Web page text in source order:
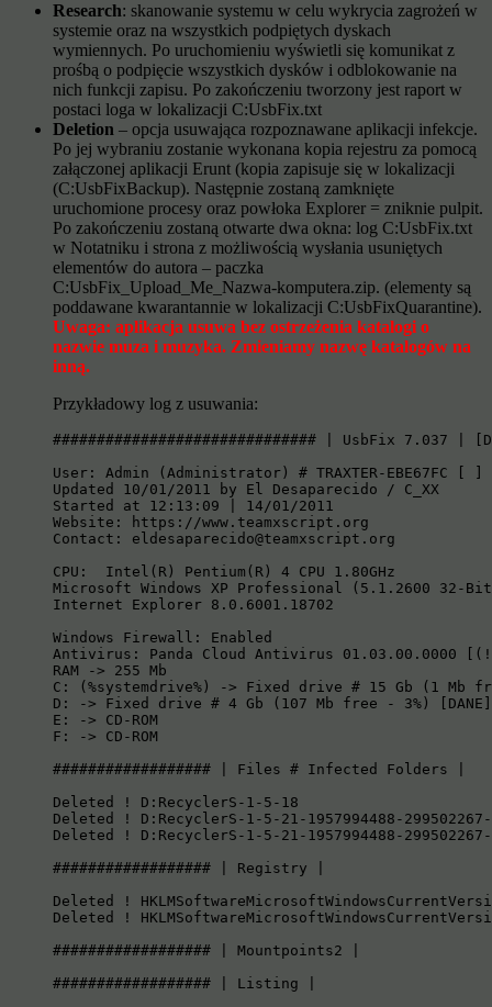
Research: skanowanie systemu w celu wykrycia zagrożeń w
systemie oraz na wszystkich podpiętych dyskach
wymiennych. Po uruchomieniu wyświetli się komunikat z
prośbą o podpięcie wszystkich dysków i odblokowanie na
nich funkcji zapisu. Po zakończeniu tworzony jest raport w
postaci loga w lokalizacji C:UsbFix.txt
Deletion – opcja usuwająca rozpoznawane aplikacji infekcje.
Po jej wybraniu zostanie wykonana kopia rejestru za pomocą
załączonej aplikacji Erunt (kopia zapisuje się w lokalizacji
(C:UsbFixBackup). Następnie zostaną zamknięte
uruchomione procesy oraz powłoka Explorer = zniknie pulpit.
Po zakończeniu zostaną otwarte dwa okna: log C:UsbFix.txt
w Notatniku i strona z możliwością wysłania usuniętych
elementów do autora – paczka
C:UsbFix_Upload_Me_Nazwa-komputera.zip. (elementy są
poddawane kwarantannie w lokalizacji C:UsbFixQuarantine).
Uwaga: aplikacja usuwa bez ostrzeżenia katalogi o
nazwie muza i muzyka. Zmieniamy nazwę katalogów na
inną.
Przykładowy log z usuwania:
############################## | UsbFix 7.037 |
User: Admin (Administrator) # TRAXTER-EBE67FC [ ]
Updated 10/01/2011 by El Desaparecido / C_XX
Started at 12:13:09 | 14/01/2011
Website: https://www.teamxscript.org
Contact: eldesaparecido@teamxscript.org
CPU:  Intel(R) Pentium(R) 4 CPU 1.80GHz
Microsoft Windows XP Professional (5.1.2600 32-
Internet Explorer 8.0.6001.18702
Windows Firewall: Enabled
Antivirus: Panda Cloud Antivirus 01.03.00.0000
RAM -> 255 Mb
C: (%systemdrive%) -> Fixed drive # 15 Gb (1 Mb
D: -> Fixed drive # 4 Gb (107 Mb free - 3%) [DANE]
E: -> CD-ROM
F: -> CD-ROM
################## | Files # Infected Folders |
Deleted ! D:RecyclerS-1-5-18
Deleted ! D:RecyclerS-1-5-21-1957994488-299502267-
Deleted ! D:RecyclerS-1-5-21-1957994488-299502267-
################## | Registry |
Deleted !
Deleted !
################## | Mountpoints2 |
################## | Listing |